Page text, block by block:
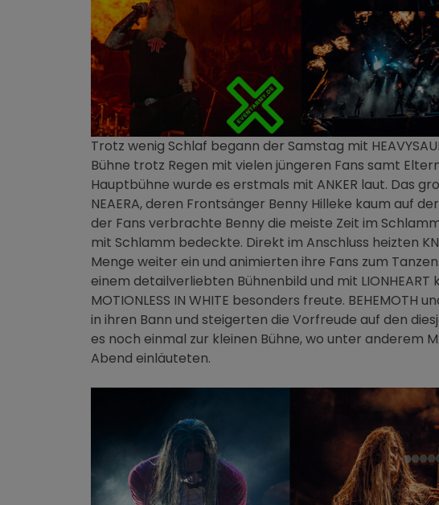
Trotz wenig Schlaf begann der Samstag mit
Bühne trotz Regen mit vielen jüngeren Fans samt
Hauptbühne wurde es erstmals mit ANKER laut. Das
NEAERA, deren Frontsänger Benny Hilleke kaum auf
der Fans verbrachte Benny die meiste Zeit im
mit Schlamm bedeckte. Direkt im Anschluss heizten
Menge weiter ein und animierten ihre Fans zum
einem detailverliebten Bühnenbild und mit LIONHEART
MOTIONLESS IN WHITE besonders freute. BEHEMOTH
in ihren Bann und steigerten die Vorfreude auf den
es noch einmal zur kleinen Bühne, wo unter anderem
Abend einläuteten.